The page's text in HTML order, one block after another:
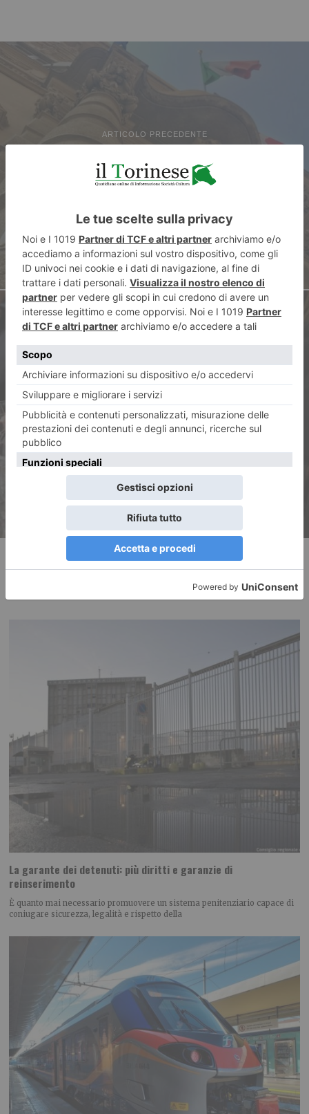
ARTICOLO PRECEDENTE
Sarno (Pd): “Delgrosso
ennesima crisi industriale”
ARTICOLO SUCCESSIVO
Il Salone del Vino a Eataly
Torino Lingotto
RECENTI:
La garante dei detenuti: più diritti e garanzie di
reinserimento
È quanto mai necessario promuovere un sistema penitenziario capace di
coniugare sicurezza, legalità e rispetto della